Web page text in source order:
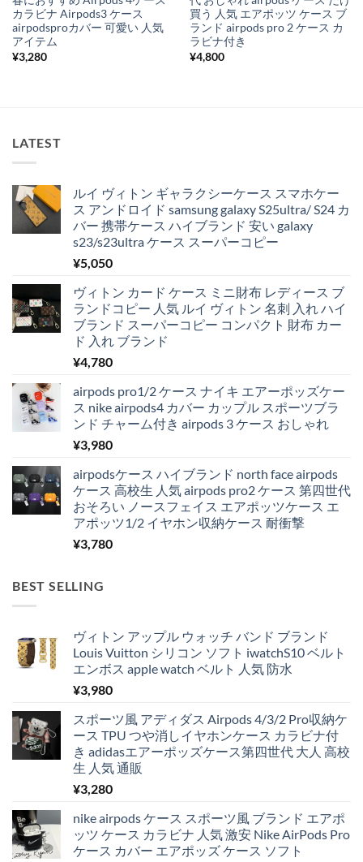
カラビナ Airpods3 ケース
airpodsproカバー 可愛い 人気
アイテム
¥3,280
買う 人気 エアポッツ ケース ブ
ランド airpods pro 2 ケース カ
ラビナ付き
¥4,800
LATEST
ルイ ヴィトン ギャラクシーケース スマホケー
ス アンドロイド samsung galaxy S25ultra/ S24 カ
バー 携帯ケース ハイブランド 安い galaxy
s23/s23ultra ケース スーパーコピー
¥5,050
ヴィトン カード ケース ミニ財布 レディース ブ
ランドコピー 人気 ルイ ヴィトン 名刺 入れ ハイ
ブランド スーパーコピー コンパクト 財布 カー
ド 入れ ブランド
¥4,780
airpods pro1/2 ケース ナイキ エアーポッズケー
ス nike airpods4 カバー カップル スポーツブラ
ンド チャーム付き airpods 3 ケース おしゃれ
¥3,980
airpodsケース ハイブランド north face airpods
ケース 高校生 人気 airpods pro2 ケース 第四世代
おそろい ノースフェイス エアポッツケース エ
アポッツ1/2 イヤホン収納ケース 耐衝撃
¥3,780
BEST SELLING
ヴィトン アップル ウォッチ バンド ブランド
Louis Vuitton シリコン ソフト iwatchS10 ベルト
エンボス apple watch ベルト 人気 防水
¥3,980
スポーツ風 アディダス Airpods 4/3/2 Pro収納ケ
ース TPU つや消しイヤホンケース カラビナ付
き adidasエアーポッズケース第四世代 大人 高校
生 人気 通販
¥3,280
nike airpods ケース スポーツ風 ブランド エアポ
ッツ ケース カラビナ 人気 激安 Nike AirPods Pro
ケース カバー エアポッズ ケース ソフト